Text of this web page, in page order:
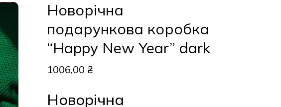
Новорічна
подарункова коробка
“Happy New Year” dark
1006,00 ₴
Новорічна